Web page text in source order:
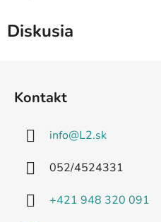
Diskusia
Kontakt
info@L2.sk
052/4524331
+421 948 320 091